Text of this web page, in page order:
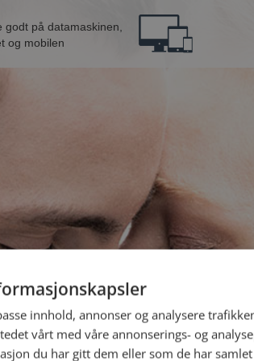
godt på datamaskinen,
og mobilen
Jeg er en:
innhold, annonser og analysere
vårt med våre annonserings- og
du har gitt dem eller som de har